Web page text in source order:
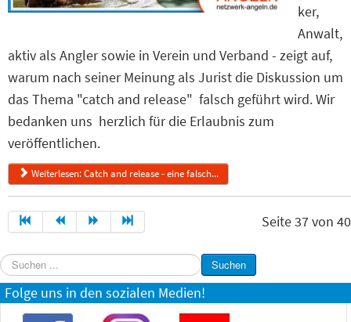
ker,
Anwalt,
aktiv als Angler sowie in Verein und Verband - zeigt auf,
warum nach seiner Meinung als Jurist die Diskussion um
das Thema "catch and release" falsch geführt wird. Wir
bedanken uns herzlich für die Erlaubnis zum
veröffentlichen.
Weiterlesen: Catch and release - eine falsch...
Seite 37 von 40
Suchen
...
Suchen
Folge uns in den sozialen Medien!